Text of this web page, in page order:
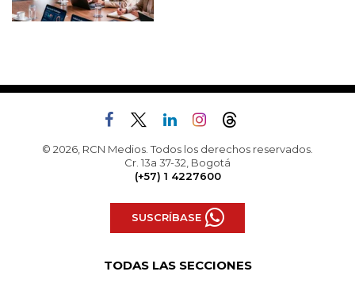
© 2026, RCN Medios. Todos los derechos reservados.
Cr. 13a 37-32, Bogotá
(+57) 1 4227600
SUSCRÍBASE
TODAS LAS SECCIONES